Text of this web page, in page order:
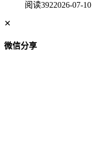
阅读3922026-07-10
✕
微信分享